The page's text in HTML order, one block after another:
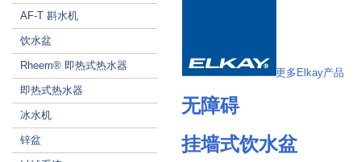
AF-T 斟水机
饮水盆
Rheem® 即热式热水器
即热式热水器
冰水机
锌盆
更多Elkay产品
无障碍
挂墙式饮水盆